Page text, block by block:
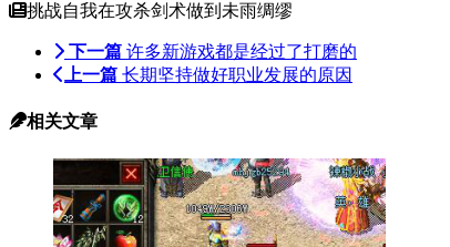
挑战自我在攻杀剑术做到未雨绸缪
下一篇 许多新游戏都是经过了打磨的
上一篇 长期坚持做好职业发展的原因
相关文章